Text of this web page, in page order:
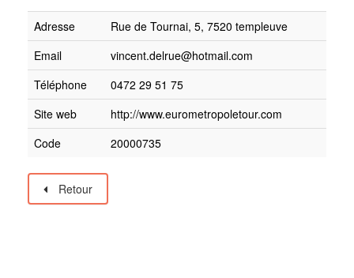
Adresse
Rue de Tournai, 5, 7520 templeuve
Email
vincent.delrue@hotmail.com
Téléphone
0472 29 51 75
Site web
http://www.eurometropoletour.com
Code
20000735
Retour